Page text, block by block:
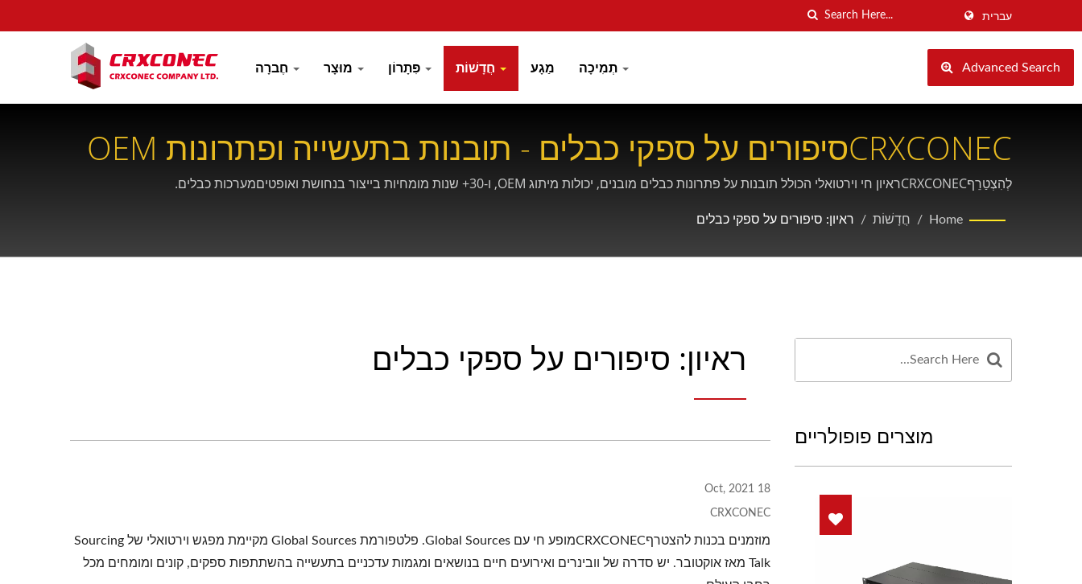
עברית
מַגָע Advanced Search
CRXCONECסיפורים על ספקי כבלים - תובנות בתעשייה ופתרונות OEM
לְהִצְטַרֵףCRXCONECראיון חי וירטואלי הכולל תובנות על פתרונות כבלים מובנים, יכולות מיתוג OEM, ו-30+ שנות מומחיות בייצור בנחושת ואופטיםמערכות כבלים.
Home
/ חֲדָשׁוֹת / ראיון: סיפורים על ספקי כבלים
ראיון: סיפורים על ספקי כבלים
18 Oct, 2021
CRXCONEC
מוזמנים בכנות להצטרףCRXCONECמופע חי עם Global Sources. פלטפורמת Global Sources מקיימת מפגש וירטואלי של Sourcing
Talk מאז אוקטובר. יש סדרה של וובינרים ואירועים חיים בנושאים ומגמות עדכניים בתעשייה בהשתתפות ספקים, קונים ומומחים מכל
מוצרים פופולריים